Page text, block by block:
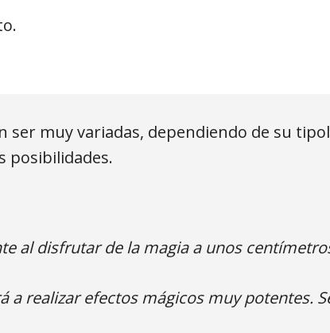
ser muy variadas, dependiendo de su
posibilidades.
al disfrutar de la magia a unos
a realizar efectos mágicos muy potentes.